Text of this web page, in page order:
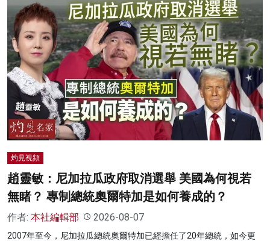
灼見視頻
趙靈敏：尼加拉瓜政府取消選舉 美國為何視若
無睹？ 專制總統奧爾特加是如何養成的？
作者: 本社編輯部 2026-08-07
2007年至今，尼加拉瓜總統奧爾特加已經擔任了20年總統，如今更